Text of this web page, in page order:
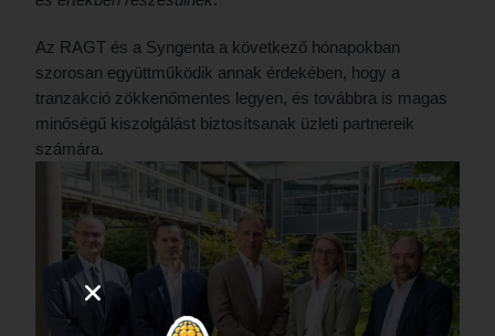
Az RAGT és a Syngenta a következő hónapokban
szorosan együttműködik annak érdekében, hogy a
tranzakció zökkenőmentes legyen, és továbbra is magas
minőségű kiszolgálást biztosítsanak üzleti partnereik
számára.